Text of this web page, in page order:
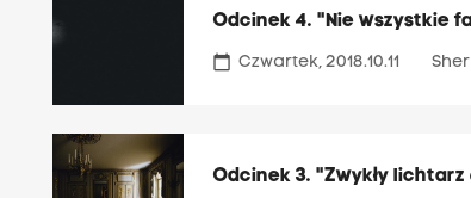
Odcinek 4. "Nie wszystkie
calendar_today Czwartek, 2018.10.11
Odcinek 3. "Zwykły